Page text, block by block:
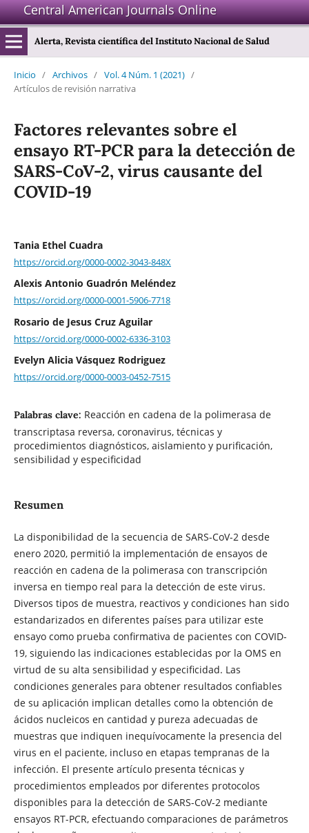
Central American Journals Online
Alerta, Revista científica del Instituto Nacional de Salud
Inicio / Archivos / Vol. 4 Núm. 1 (2021) /
Artículos de revisión narrativa
Factores relevantes sobre el
ensayo RT-PCR para la detección de
SARS-CoV-2, virus causante del
COVID-19
Tania Ethel Cuadra
https://orcid.org/0000-0002-3043-848X
Alexis Antonio Guadrón Meléndez
https://orcid.org/0000-0001-5906-7718
Rosario de Jesus Cruz Aguilar
https://orcid.org/0000-0002-6336-3103
Evelyn Alicia Vásquez Rodriguez
https://orcid.org/0000-0003-0452-7515
Palabras clave: Reacción en cadena de la polimerasa de
transcriptasa reversa, coronavirus, técnicas y
procedimientos diagnósticos, aislamiento y purificación,
sensibilidad y especificidad
Resumen
La disponibilidad de la secuencia de SARS-CoV-2 desde
enero 2020, permitió la implementación de ensayos de
reacción en cadena de la polimerasa con transcripción
inversa en tiempo real para la detección de este virus.
Diversos tipos de muestra, reactivos y condiciones han sido
estandarizados en diferentes países para utilizar este
ensayo como prueba confirmativa de pacientes con COVID-
19, siguiendo las indicaciones establecidas por la OMS en
virtud de su alta sensibilidad y especificidad. Las
condiciones generales para obtener resultados confiables
de su aplicación implican detalles como la obtención de
ácidos nucleicos en cantidad y pureza adecuadas de
muestras que indiquen inequívocamente la presencia del
virus en el paciente, incluso en etapas tempranas de la
infección. El presente artículo presenta técnicas y
procedimientos empleados por diferentes protocolos
disponibles para la detección de SARS-CoV-2 mediante
ensayos RT-PCR, efectuando comparaciones de parámetros